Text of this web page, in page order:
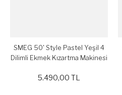
SMEG 50' Style Pastel Yeşil 4
Dilimli Ekmek Kızartma Makinesi
5.490,00 TL